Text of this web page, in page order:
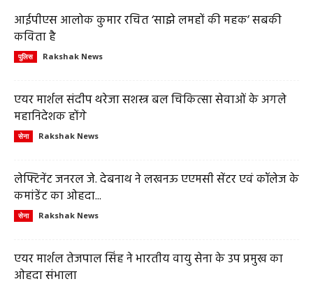
आईपीएस आलोक कुमार रचित ‘साझे लमहों की महक’ सबकी
कविता है
पुलिस Rakshak News
एयर मार्शल संदीप थरेजा सशस्त्र बल चिकित्सा सेवाओं के अगले
महानिदेशक होंगे
सेना Rakshak News
लेफ्टिनेंट जनरल जे. देबनाथ ने लखनऊ एएमसी सेंटर एवं कॉलेज के
कमांडेंट का ओहदा...
सेना Rakshak News
एयर मार्शल तेजपाल सिंह ने भारतीय वायु सेना के उप प्रमुख का
ओहदा संभाला